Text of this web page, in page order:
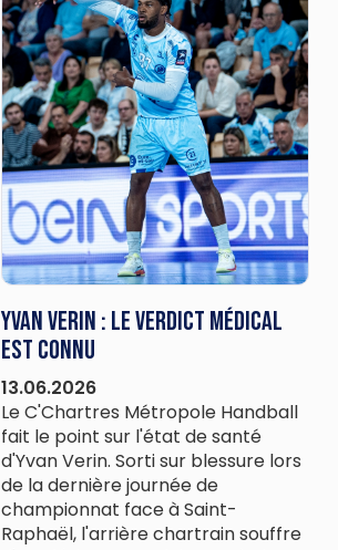
Yvan Verin : le verdict médical
est connu
13.06.2026
Le C'Chartres Métropole Handball
fait le point sur l'état de santé
d'Yvan Verin. Sorti sur blessure lors
de la dernière journée de
championnat face à Saint-
Raphaël, l'arrière chartrain souffre